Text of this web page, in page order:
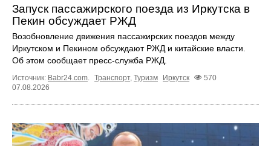
Запуск пассажирского поезда из Иркутска в
Пекин обсуждает РЖД
Возобновление движения пассажирских поездов между
Иркутском и Пекином обсуждают РЖД и китайские власти.
Об этом сообщает пресс‑служба РЖД.
Источник: Babr24.com. Транспорт, Туризм Иркутск
570
07.08.2026